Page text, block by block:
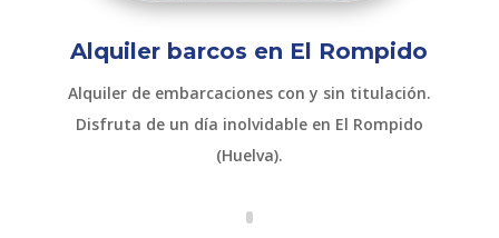
Alquiler barcos en El Rompido
Alquiler de embarcaciones con y sin titulación.
Disfruta de un día inolvidable en El Rompido
(Huelva).